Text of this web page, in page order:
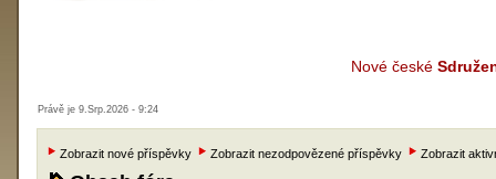
Nové české
Právě je 9.Srp.2026 - 9:24
Zobrazit nové příspěvky Zobrazit nezodpovězené příspěvky Zobrazit